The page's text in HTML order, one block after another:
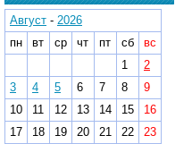
Август - 2026
пн
вт ср чт пт сб
вс
1
2
3
4 5 6 7 8
9
10
11 12 13 14 15
16
17
18 19 20 21 22
23